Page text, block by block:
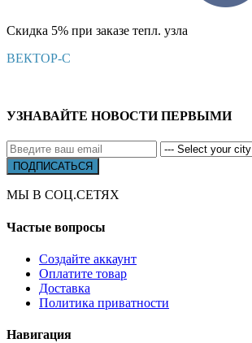
Скидка 5% при заказе тепл. узла
ВЕКТОР-С
УЗНАВАЙТЕ НОВОСТИ ПЕРВЫМИ
МЫ В СОЦ.СЕТЯХ
Частые вопросы
Создайте аккаунт
Оплатите товар
Доставка
Политика приватности
Навигация